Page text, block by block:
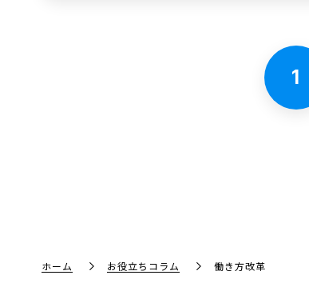
1
ホーム お役立ちコラム 働き方改革